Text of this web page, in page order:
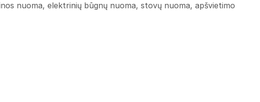
nuoma, elektrinių būgnų nuoma, stovų nuoma, apšvietimo